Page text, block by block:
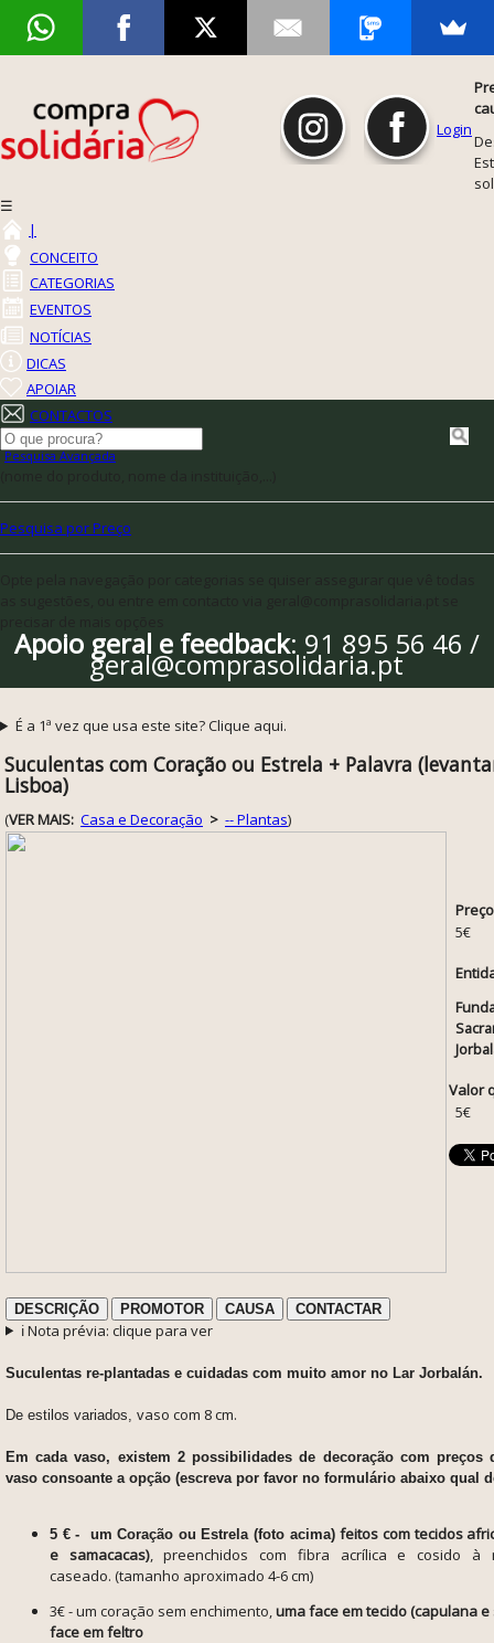
Login
☰
|
CONCEITO
CATEGORIAS
EVENTOS
NOTÍCIAS
DICAS
APOIAR
CONTACTOS
Pesquisa Avançada
Pesquisa por Preço
Apoio geral e feedback: 91 895 56 46 /
geral@comprasolidaria.pt
É a 1ª vez que usa este site? Clique aqui.
Suculentas com Coração ou Estrela + Palavra
Lisboa)
(VER MAIS: Casa e Decoração > -- Plantas)
5€
Valor
5€
DESCRIÇÃO PROMOTOR CAUSA CONTACTAR
ℹ️ Nota prévia: clique para ver
Suculentas re-plantadas e cuidadas com muito amor no Lar Jorbalán.
De estilos variados, vaso com 8 cm.
Em cada vaso, existem 2 possibilidades de decoração com preços
vaso consoante a opção (escreva por favor no formulário abaixo qual
5 € - um Coração ou Estrela (foto acima)feitos com tecidos
e samacacas), preenchidos com fibra acrílica e cosido à
caseado. (tamanho aproximado 4-6 cm)
3€ -um coração sem enchimento, uma face em tecido (capulana e
face em feltro